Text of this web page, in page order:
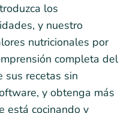
los
y nuestro
nutricionales por
completa del
sus recetas sin
y obtenga más
está cocinando y